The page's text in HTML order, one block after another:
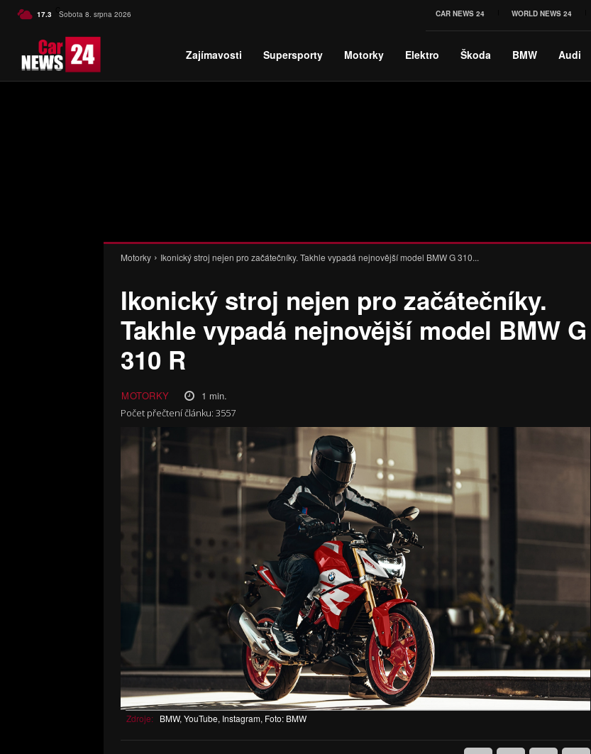
17.3 C Czech
Sobota 8. srpna 2026 CAR NEWS 24 WORLD NEWS 24
Zajímavosti Supersporty Motorky Elektro Škoda BMW Audi
Motorky Ikonický stroj nejen pro začátečníky. Takhle vypadá nejnovější model BMW G 310...
Ikonický stroj nejen pro začátečníky.
Takhle vypadá nejnovější model BMW G
310 R
MOTORKY 1 min.
Počet přečtení článku: 3557
Zdroje: BMW, YouTube, Instagram, Foto: BMW